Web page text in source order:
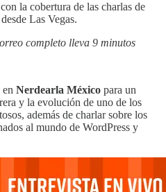
la cobertura de las charlas de
desde Las Vegas.
completo lleva 9 minutos
Nerdearla México para un
y la evolución de uno de los
además de charlar sobre los
al mundo de WordPress y